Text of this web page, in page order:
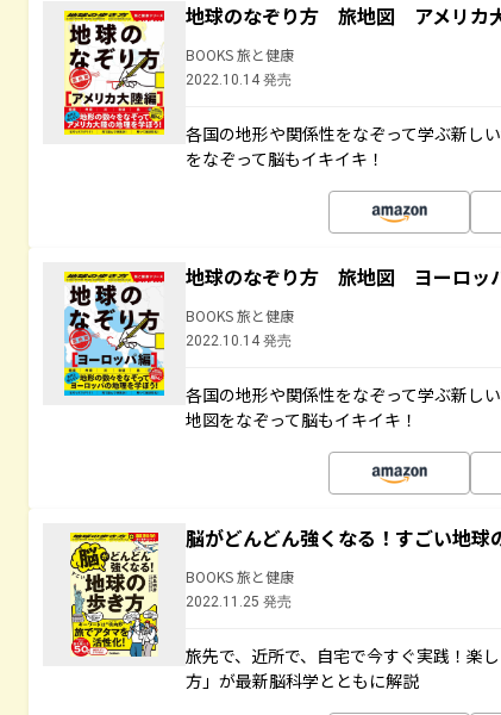
地球のなぞり方 旅地図 アメリカ
BOOKS 旅と健康
2022.10.14 発売
各国の地形や関係性をなぞって学ぶ新し
をなぞって脳もイキイキ！
地球のなぞり方 旅地図 ヨーロッ
BOOKS 旅と健康
2022.10.14 発売
各国の地形や関係性をなぞって学ぶ新し
地図をなぞって脳もイキイキ！
脳がどんどん強くなる！すごい地球
BOOKS 旅と健康
2022.11.25 発売
旅先で、近所で、自宅で今すぐ実践！楽
方」が最新脳科学とともに解説